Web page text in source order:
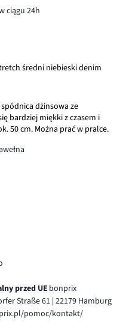
ciągu 24h
średni niebieski denim
dżinsowa ze
bardziej miękki z czasem i
50 cm. Można prać w pralce.
przed UE bonprix
Straße 61 | 22179 Hamburg
pomoc/kontakt/